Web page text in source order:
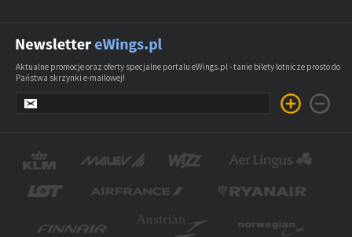
Aktualne promocje oraz oferty specjalne portalu eWings.pl - tanie bilety lotnicze prosto do
Państwa skrzynki e-mailowej!